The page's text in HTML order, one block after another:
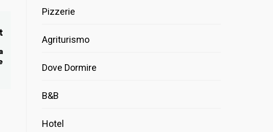
Next
Pizzerie
Agriturismo
Dove Dormire
B&B
Hotel